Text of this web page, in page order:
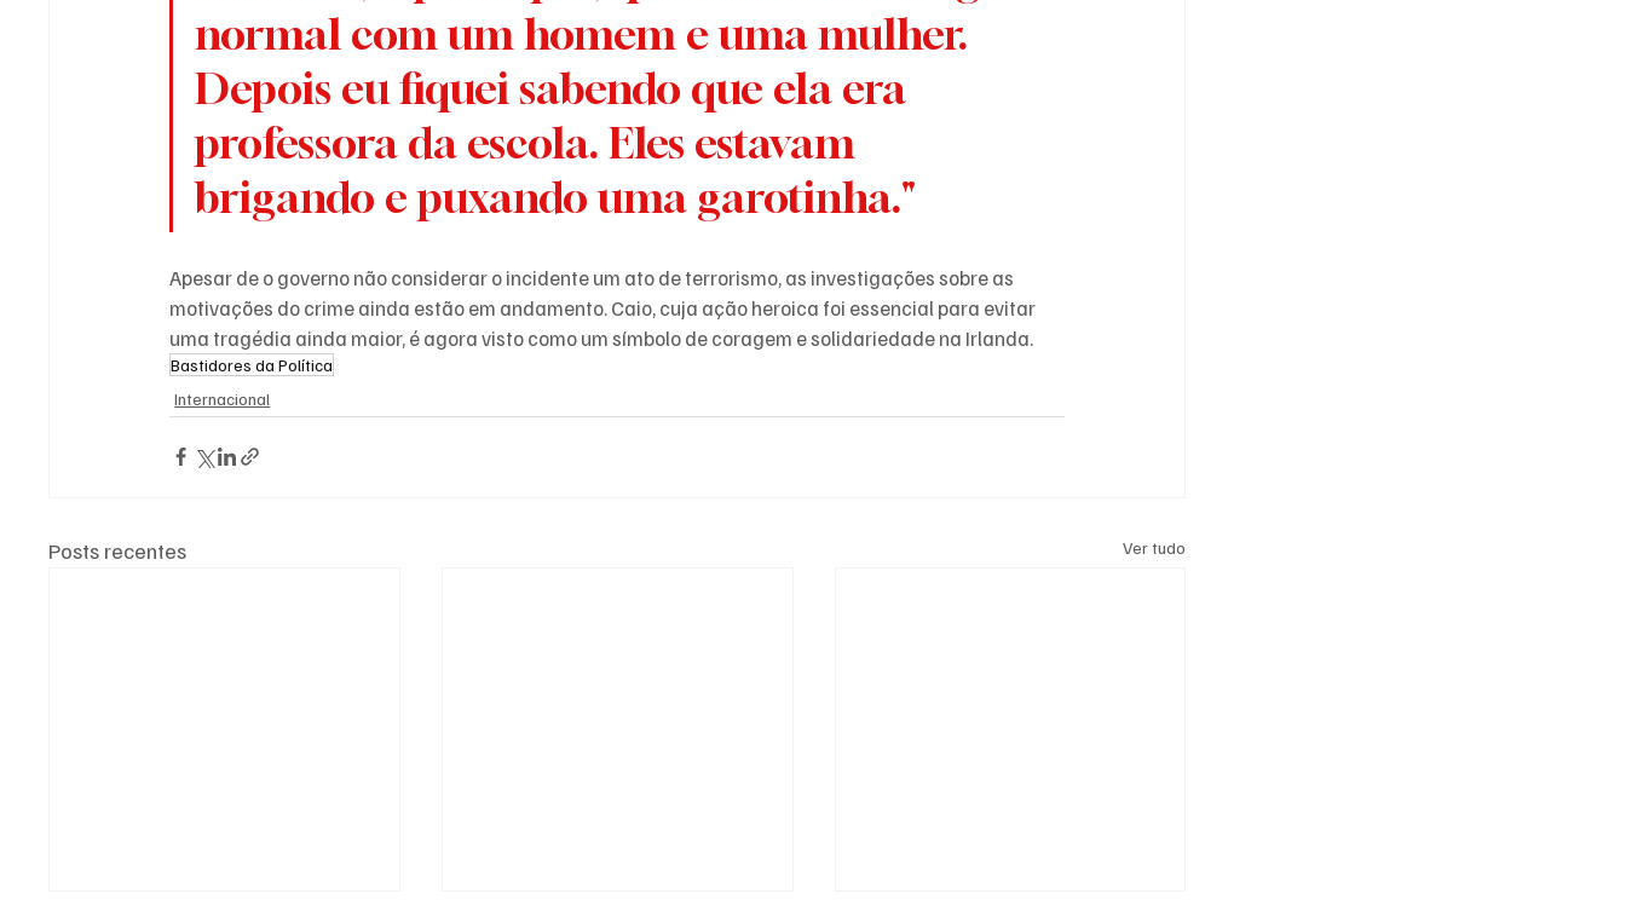
normal com um homem e uma mulher.
Depois eu fiquei sabendo que ela era
professora da escola. Eles estavam
brigando e puxando uma garotinha."
Apesar de o governo não considerar o incidente um ato de terrorismo, as investigações sobre as
motivações do crime ainda estão em andamento. Caio, cuja ação heroica foi essencial para evitar
uma tragédia ainda maior, é agora visto como um símbolo de coragem e solidariedade na Irlanda.
Bastidores da Política
Internacional
Posts recentes Ver tudo